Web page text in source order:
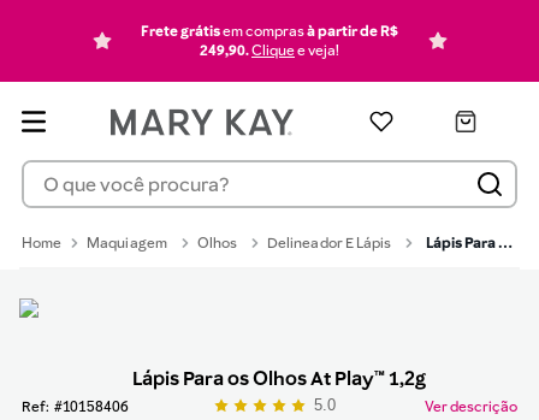
Frete grátisem comprasà partir de R$
249,90.Cliquee veja!
O que você procura?
Maquiagem Olhos Delineador E Lápis Lápis Para os Olhos At Play™ 1,2g
Lápis Para os Olhos At Play™ 1,2g
: 10158406 5.0 Ver descrição
hidratante
mascara cilios
pincel
10 protetor solar